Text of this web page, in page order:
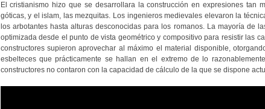
El cristianismo hizo que se desarrollara la construcción en expresiones tan
góticas, y el islam, las mezquitas. Los ingenieros medievales elevaron la
los arbotantes hasta alturas desconocidas para los romanos. La mayoría de
optimizada desde el punto de vista geométrico y compositivo para resistir las
constructores supieron aprovechar al máximo el material disponible,
esbelteces que prácticamente se hallan en el extremo de lo
constructores no contaron con la capacidad de cálculo de la que se dispone